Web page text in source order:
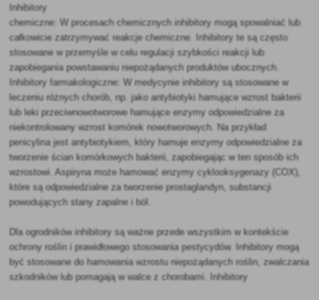
Inhibitory
chemiczne: W procesach chemicznych inhibitory mogą spowalniać lub
całkowicie zatrzymywać reakcje chemiczne. Inhibitory te są często
stosowane w przemyśle w celu regulacji szybkości reakcji lub
zapobiegania powstawaniu niepożądanych produktów ubocznych.
Inhibitory farmakologiczne: W medycynie inhibitory są stosowane w
leczeniu różnych chorób, np. jako antybiotyki hamujące wzrost bakterii
lub leki przeciwnowotworowe hamujące enzymy odpowiedzialne za
niekontrolowany wzrost komórek nowotworowych. Na przykład
penicylina jest antybiotykiem, który hamuje enzymy odpowiedzialne za
tworzenie ścian komórkowych bakterii, zapobiegając w ten sposób ich
wzrostowi. Aspiryna może hamować enzymy cyklooksygenazy (COX),
które są odpowiedzialne za tworzenie prostaglandyn, substancji
powodujących stany zapalne i ból.
Dla ogrodników inhibitory są ważne przede wszystkim w kontekście
ochrony roślin i prawidłowego stosowania pestycydów. Inhibitory mogą
być stosowane do hamowania wzrostu niepożądanych roślin, zwalczania
szkodników lub pomagają w walce z chorobami. Inhibitory